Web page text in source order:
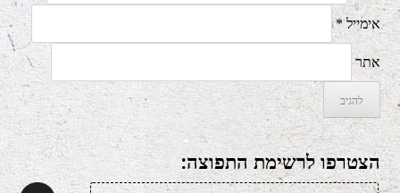
אימייל*
אתר
הצטרפו לרשימת התפוצה: